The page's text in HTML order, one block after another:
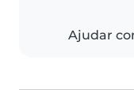
Ajudar